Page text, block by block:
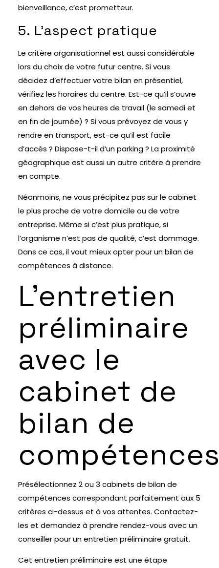
bienveillance, c’est prometteur.
5. L’aspect pratique
Le critère organisationnel est aussi considérable
lors du choix de votre futur centre. Si vous
décidez d’effectuer votre bilan en présentiel,
vérifiez les horaires du centre. Est-ce qu’il s’ouvre
en dehors de vos heures de travail (le samedi et
en fin de journée) ? Si vous prévoyez de vous y
rendre en transport, est-ce qu’il est facile
d’accès ? Dispose-t-il d’un parking ? La proximité
géographique est aussi un autre critère à prendre
en compte.
Néanmoins, ne vous précipitez pas sur le cabinet
le plus proche de votre domicile ou de votre
entreprise. Même si c’est plus pratique, si
l’organisme n’est pas de qualité, c’est dommage.
Dans ce cas, il vaut mieux opter pour un bilan de
compétences à distance.
L’entretien
préliminaire
avec le
cabinet de
bilan de
Présélectionnez 2 ou 3 cabinets de bilan de
compétences correspondant parfaitement aux 5
critères ci-dessus et à vos attentes. Contactez-
les et demandez à prendre rendez-vous avec un
conseiller pour un entretien préliminaire gratuit.
Cet entretien préliminaire est une étape